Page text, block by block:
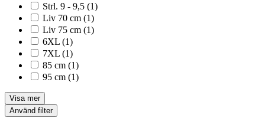
Strl. 9 - 9,5 (1)
Liv 70 cm (1)
Liv 75 cm (1)
6XL (1)
7XL (1)
85 cm (1)
95 cm (1)
Visa mer
Använd filter